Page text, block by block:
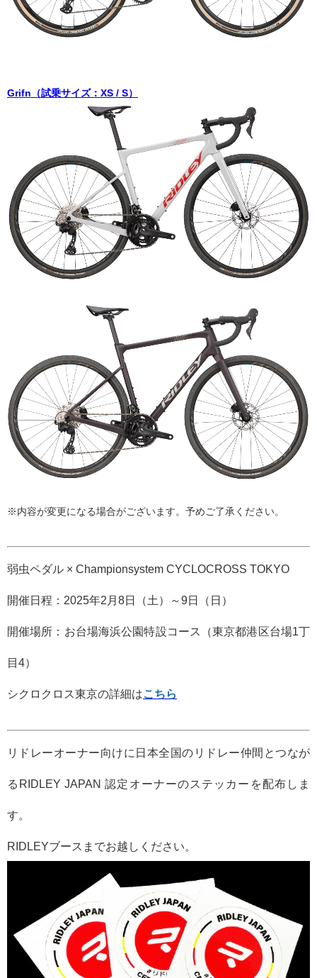
Grifn（試乗サイズ：XS / S）
※内容が変更になる場合がございます。予めご了承ください。
弱虫ペダル × Championsystem CYCLOCROSS TOKYO
開催日程：2025年2月8日（土）～9日（日）
開催場所：お台場海浜公園特設コース（東京都港区台場1丁
目4）
シクロクロス東京の詳細はこちら
リドレーオーナー向けに日本全国のリドレー仲間とつなが
る RIDLEY JAPAN認定オーナーのステッカーを配布しま
す。
RIDLEYブースまでお越しください。